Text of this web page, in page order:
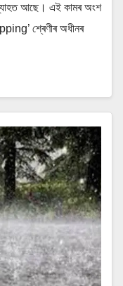
আছে। এই কামৰ অংশ
শ্ৰেণীৰ অধীনৰ